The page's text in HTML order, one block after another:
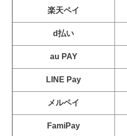
楽天ペイ
d払い
au PAY
LINE Pay
メルペイ
FamiPay